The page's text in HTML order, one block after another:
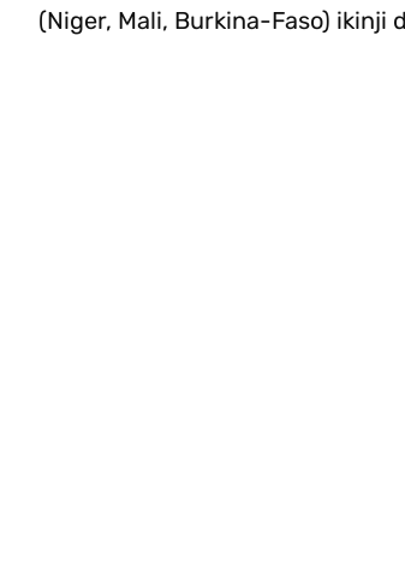
(Niger, Mali, Burkina-Faso) ikinji